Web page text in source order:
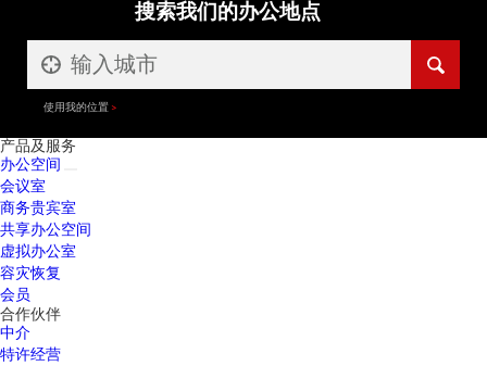
搜索我们的办公地点
使用我的位置
产品及服务
办公空间
会议室
商务贵宾室
共享办公空间
虚拟办公室
容灾恢复
会员
合作伙伴
中介
特许经营